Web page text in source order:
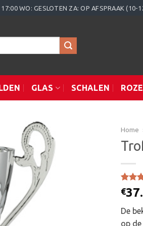
WO: GESLOTEN ZA: OP AFSPRAAK (10-
GLAS SCHALEN
Home
5.00
op
1
€
De
op